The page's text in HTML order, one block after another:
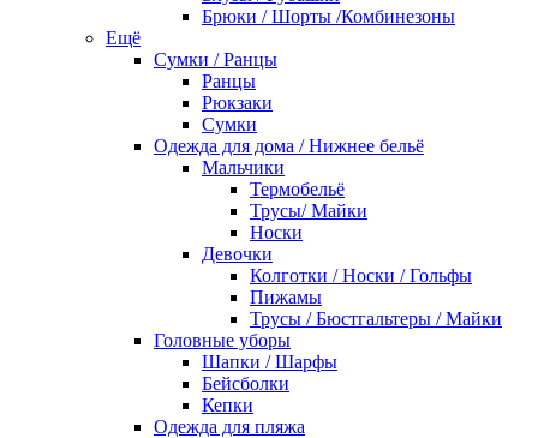
Брюки / Шорты /Комбинезоны
Ещё
Сумки / Ранцы
Ранцы
Рюкзаки
Сумки
Одежда для дома / Нижнее бельё
Мальчики
Термобельё
Трусы/ Майки
Носки
Девочки
Колготки / Носки / Гольфы
Пижамы
Трусы / Бюстгальтеры / Майки
Головные уборы
Шапки / Шарфы
Бейсболки
Кепки
Одежда для пляжа